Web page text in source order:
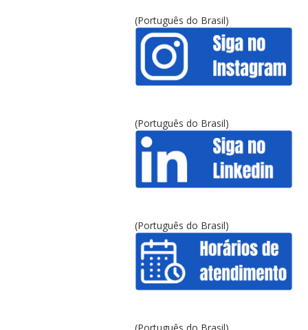
(Português do Brasil)
(Português do Brasil)
(Português do Brasil)